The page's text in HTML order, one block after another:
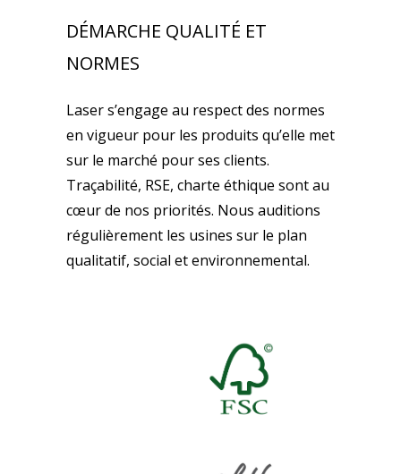
DÉMARCHE QUALITÉ ET
NORMES
Laser s’engage au respect des normes
en vigueur pour les produits qu’elle met
sur le marché pour ses clients.
Traçabilité, RSE, charte éthique sont au
cœur de nos priorités. Nous auditions
régulièrement les usines sur le plan
qualitatif, social et environnemental.